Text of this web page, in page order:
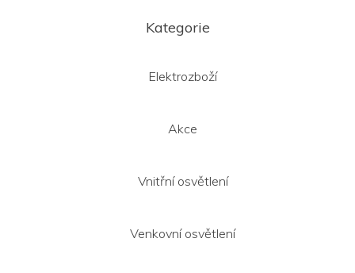
d
í
v
k
ý
s
Kategorie
Elektrozboží
Akce
Vnitřní osvětlení
Venkovní osvětlení